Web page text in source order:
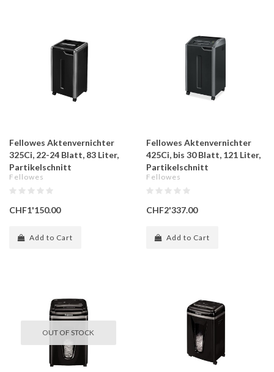
Fellowes Aktenvernichter
325Ci, 22-24 Blatt, 83 Liter,
Partikelschnitt
Fellowes
CHF1'150.00
Add to Cart
Fellowes Aktenvernichter
425Ci, bis 30 Blatt, 121 Liter,
Partikelschnitt
Fellowes
CHF2'337.00
Add to Cart
OUT OF STOCK